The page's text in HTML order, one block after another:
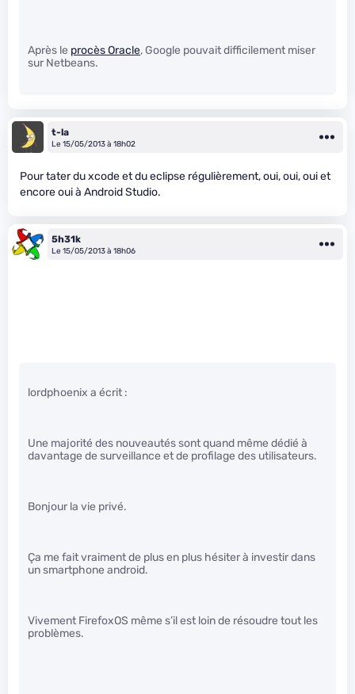
Après le procès Oracle, Google pouvait difficilement miser
sur Netbeans.
t-la
Le 15/05/2013 à 18h02
Pour tater du xcode et du eclipse régulièrement, oui, oui, oui et
encore oui à Android Studio.
5h31k
Le 15/05/2013 à 18h06
lordphoenix a écrit :
Une majorité des nouveautés sont quand même dédié à
davantage de surveillance et de profilage des utilisateurs.
Bonjour la vie privé.
Ça me fait vraiment de plus en plus hésiter à investir dans
un smartphone android.
Vivement FirefoxOS même s’il est loin de résoudre tout les
problèmes.